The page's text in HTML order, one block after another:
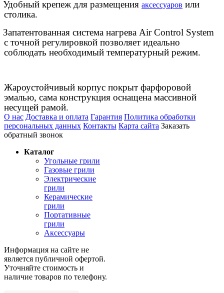
Удобный крепеж для размещения аксессуаров или
столика.
Запатентованная система нагрева Air Control System
с точной регулировкой позволяет идеально
соблюдать необходимый температурный режим.
Жароустойчивый корпус покрыт фарфоровой
эмалью, сама конструкция оснащена массивной
несущей рамой.
О нас Доставка и оплата Гарантия Политика обработки
персональных данных Контакты Карта сайта Заказать
обратный звонок
Каталог
Угольные грили
Газовые грили
Электрические
грили
Керамические
грили
Портативные
грили
Аксессуары
Информация на сайте не
является публичной офертой.
Уточняйте стоимость и
наличие товаров по телефону.